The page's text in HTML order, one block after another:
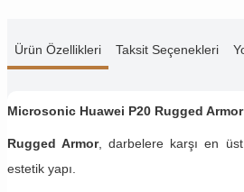
Ürün Özellikleri Taksit Seçenekleri
Microsonic Huawei P20 Rugged Armor
Rugged Armor, darbelere karşı en
estetik yapı.